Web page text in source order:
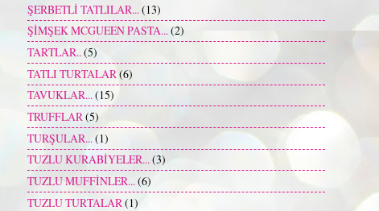
ŞERBETLİ TATLILAR... (13)
ŞİMŞEK MCGUEEN PASTA...(2)
TARTLAR..(5)
TATLI TURTALAR (6)
TAVUKLAR...(15)
TRUFFLAR(5)
TURŞULAR... (1)
TUZLU KURABİYELER...(3)
TUZLU MUFFİNLER...(6)
TUZLU TURTALAR (1)